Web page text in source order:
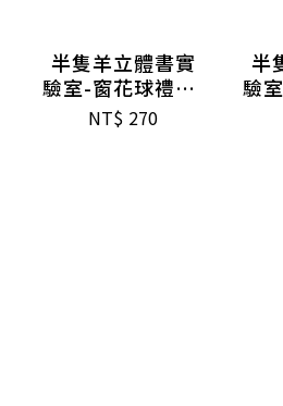
半隻羊立體書實
驗室-窗花球禮盒-
燕脂紅
NT$ 270
半
驗